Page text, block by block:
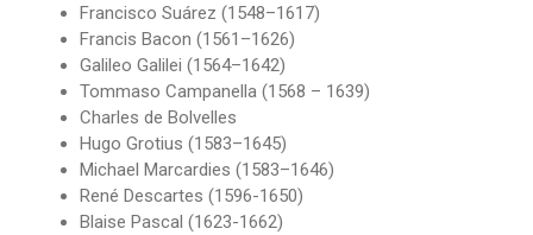
Francisco Suárez (1548–1617)
Francis Bacon (1561–1626)
Galileo Galilei (1564–1642)
Tommaso Campanella (1568 – 1639)
Charles de Bolvelles
Hugo Grotius (1583–1645)
Michael Marcardies (1583–1646)
René Descartes (1596-1650)
Blaise Pascal (1623-1662)